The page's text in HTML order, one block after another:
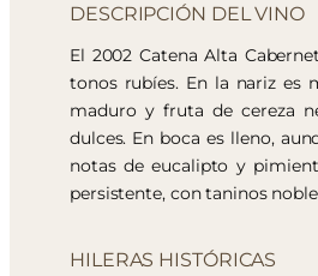
DESCRIPCIÓN DEL VINO
El 2002 Catena Alta
tonos rubíes. En la nariz es
maduro y fruta de cereza
dulces. En boca es lleno,
notas de eucalipto y
persistente, con taninos
HILERAS HISTÓRICAS